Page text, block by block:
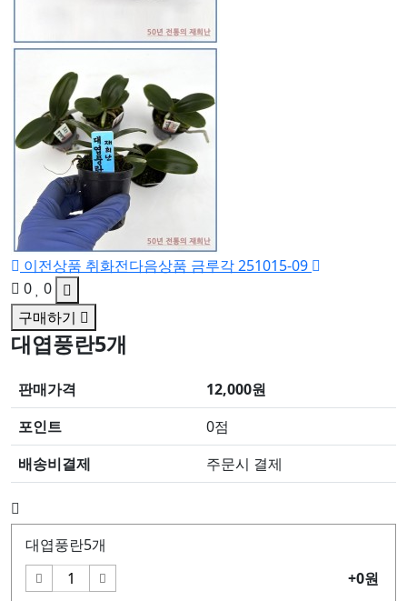
이전상품 취화전다음상품 금루각 251015-09
0 0
구매하기
대엽풍란5개
판매가격
12,000원
포인트
0점
배송비결제
주문시 결제
대엽풍란5개
+0원